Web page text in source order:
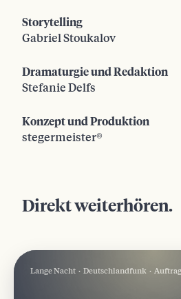
Storytelling
Gabriel Stoukalov
Dramaturgie und Redaktion
Stefanie Delfs
Konzept und Produktion
stegermeister®
Direkt weiterhören.
Lange Nacht Deutschlandfunk